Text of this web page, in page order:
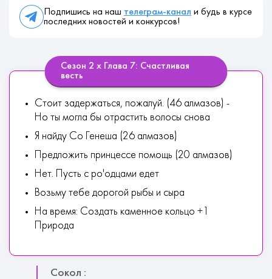
Подпишись на наш телеграм-канал и будь в курсе
последних новостей и конкурсов!
Сезон 2 х Глава 7: Счастливая
весть
Стоит задержаться, пожалуй. (46 алмазов) -
Но ты могла бы отрастить волосы снова
Я найду Со Генеша (26 алмазов)
Предложить принцессе помощь (20 алмазов)
Нет. Пусть с ро'одцами едет
Возьму тебе дорогой рыбы и сыра
На время: Создать каменное кольцо +1
Природа
Сокол :